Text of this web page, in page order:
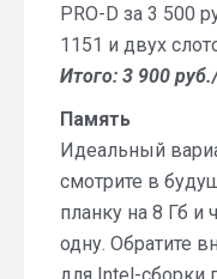
PRO-D за 3 500
1151 и двух
Итого: 3 900
Память
Идеальный
смотрите в
планку на 8 Гб и
одну. Обратите